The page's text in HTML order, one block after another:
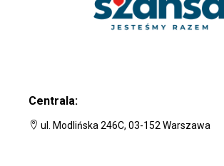
Centrala:
ul. Modlińska 246C, 03-152 Warszawa